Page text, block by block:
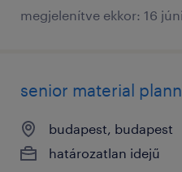
megjelenítve ekkor: 16
senior material
budapest, budapest
határozatlan idejű